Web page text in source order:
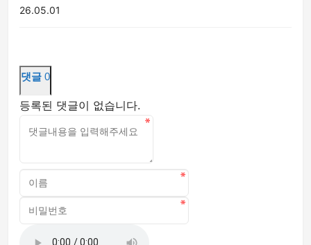
26.05.01
댓글 0
등록된 댓글이 없습니다.